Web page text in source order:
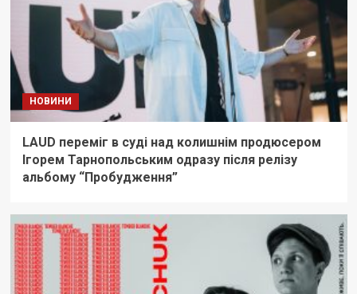
НОВИНИ
LAUD переміг в суді над колишнім продюсером
Ігорем Тарнопольським одразу після релізу
альбому “Пробудження”